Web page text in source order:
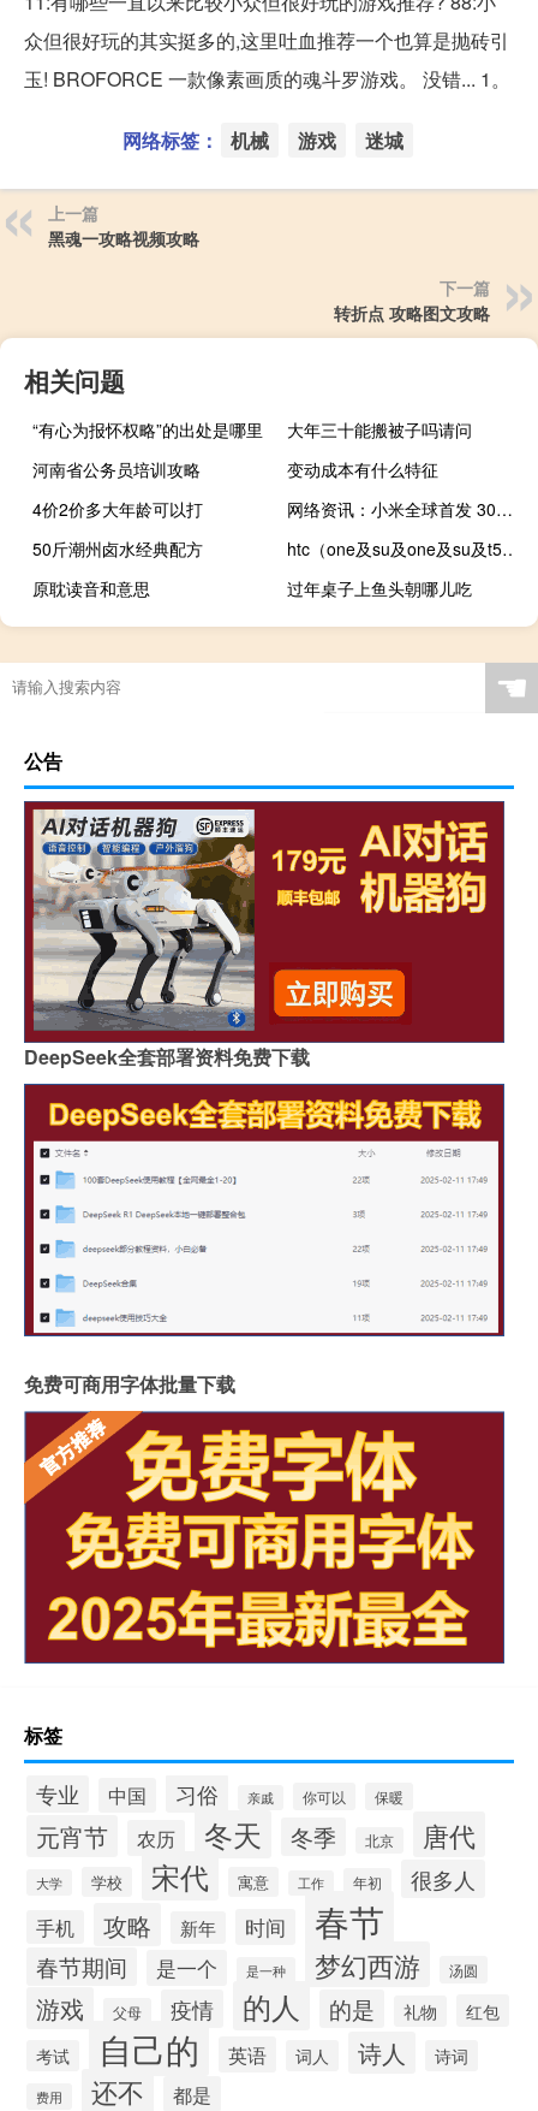
众但很好玩的其实挺多的,这里吐血推荐一个也算是抛砖引
玉! BROFORCE 一款像素画质的魂斗罗游戏。 没错... 1。
网络标签： 机械 游戏 迷城
上一篇
黑魂一攻略视频攻略
下一篇
转折点 攻略图文攻略
相关问题
“有心为报怀权略”的出处是哪里
大年三十能搬被子吗请问
河南省公务员培训攻略
变动成本有什么特征
4价2价多大年龄可以打
网络资讯：小米全球首发 30W 无线充电技术 将搭载于小米 9 Pro 5G 版
50斤潮州卤水经典配方
htc（one及su及one及su及t528w是都是同一款手机）
原耽读音和意思
过年桌子上鱼头朝哪儿吃
☚
公告
DeepSeek全套部署资料免费下载
免费可商用字体批量下载
标签
专业 中国 习俗 亲戚 你可以 保暖
元宵节 农历 冬天 冬季 北京 唐代
大学 学校 宋代 寓意 工作 年初 很多人
手机 攻略 新年 时间 春节
春节期间 是一个 是一种 梦幻西游 汤圆
游戏 父母 疫情 的人 的是 礼物 红包
考试 自己的 英语 词人 诗人 诗词
费用 还不 都是